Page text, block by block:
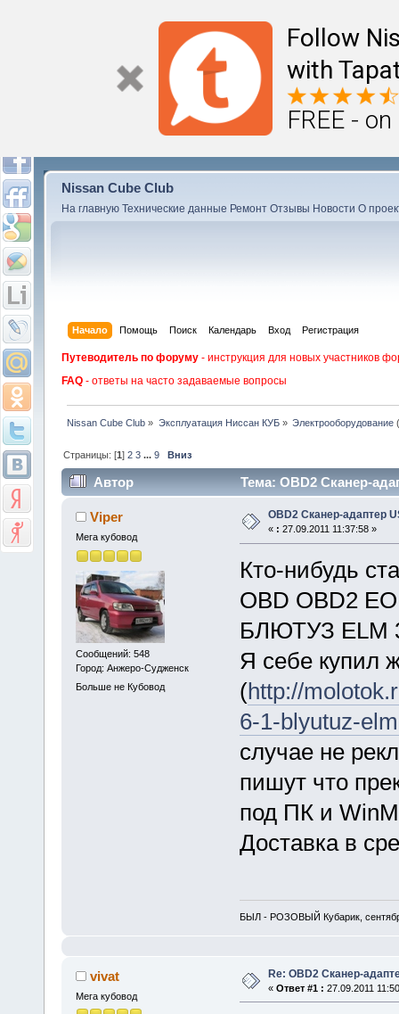
Follow
with
FREE -
Nissan Cube Club
На главную Технические данные Ремонт Отзывы Новости О
Начало Помощь Поиск Календарь Вход Регистрация
Путеводитель по форуму - инструкция для новых участников
FAQ - ответы на часто задаваемые вопросы
Nissan Cube Club » Эксплуатация Ниссан КУБ» Электрооборудование
Страницы: [1]2 3 ...9 Вниз
Автор Тема: OBD2 Сканер-
Viper
Мега кубовод
Сообщений: 548
Город: Анжеро-Судженск
Больше не Кубовод
OBD2 Сканер-адаптер
« : 27.09.2011 11:37:58 »
Кто-нибудь
OBD OBD2
БЛЮТУЗ ELM
Я себе купил
(http://
6-1-blyutuz-
случае не
пишут что
под ПК и
Доставка в
БЫЛ - РОЗОВЫЙ Кубарик,
vivat
Мега кубовод
Re: OBD2 Сканер-
« Ответ #1 : 27.09.2011